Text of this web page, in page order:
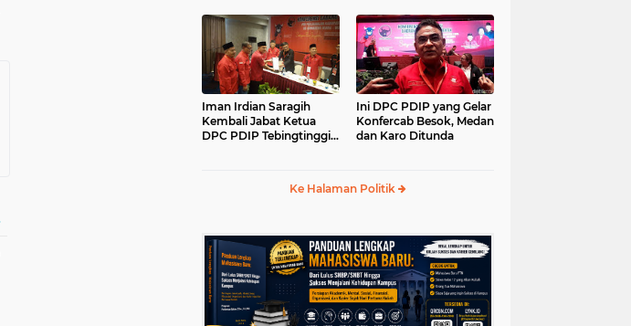
Beserta Agenda
Reformatif dan
Transformatif dalam
Pembangunan Negara
Hukum dan
Kelembagaan
Kementerian Hukum
Iman Irdian Saragih
Kembali Jabat Ketua
DPC PDIP Tebingtinggi
Ini DPC PDIP yang Gelar
Konfercab Besok, Medan
dan Karo Ditunda
Ke Halaman Politik